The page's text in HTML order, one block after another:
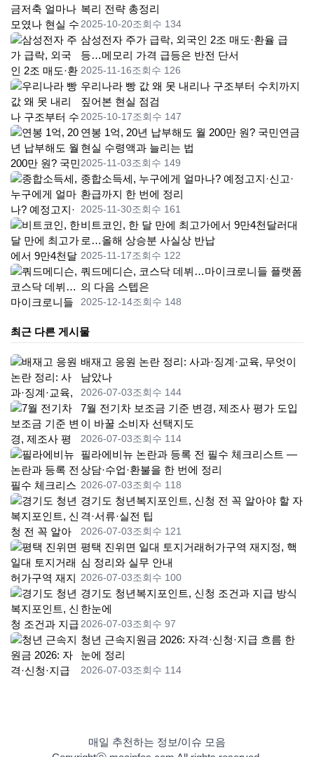
복리 전략 총정리
2025-10-20조회수 134
삼성전자 주가 급락, 외국인 2조 매도·환율 급
등…메모리 가격 급등은 반전 단서
2025-11-16조회수 126
우리나라 빵 값 왜 못 내리나 구조부터 수치까지
짚어본 현실 점검
2025-10-17조회수 147
연봉 1억, 20년 납부해도 월 200만 원? 국민연금
현실 수령액과 늘리는 법
2025-11-03조회수 149
종합소득세, 누구에게 얼마나? 예정고지·신고·
환급까지 한 번에 정리
2025-11-30조회수 161
비트코인, 한 달 만에 최고가에서 9만4천달러대
로…올해 상승분 사실상 반납
2025-11-17조회수 122
쿼드메디슨, 코스닥 데뷔…마이크로니들 플랫폼
의 다음 스텝은
2025-12-14조회수 148
최근 다른 게시물
배재고 응원 논란 정리: 사과·징계·교육, 무엇이
남았나
2026-07-03조회수 144
7월 전기차 보조금 기준 변경, 제조사 평가 도입
이 바꿀 소비자 선택지도
2026-07-03조회수 114
필라에비뉴 논란과 등록 전 필수 체크리스트 —
상담·수업·환불을 한 번에 정리
2026-07-03조회수 118
경기도 청년복지포인트, 신청 전 꼭 알아야 할 자
격·서류·실전 팁
2026-07-03조회수 121
평택 진위면 일대 토지거래허가구역 재지정, 핵
심 정리와 실무 안내
2026-07-03조회수 100
경기도 청년복지포인트, 신청 조건과 지급 방식
한눈에
2026-07-03조회수 97
청년 근속지원금 2026: 자격·신청·지급 흐름 한
눈에 정리
2026-07-03조회수 114
매일 추천하는 정보/이슈 모음